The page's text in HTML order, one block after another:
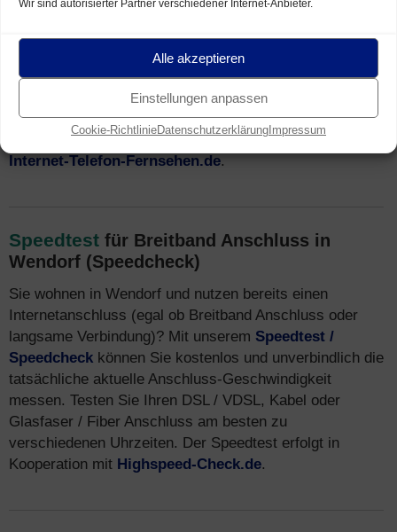
Wir sind autorisierter Partner verschiedener Internet-Anbieter.
Alle akzeptieren
Einstellungen anpassen
Cookie-RichtlinieDatenschutzerklärung Impressum
Teilen gegeben. Der Breitband Netzausbau in
ist oft auch schnellesVDSL
Vectoring/Supervectoring) sowieGlasfaserInternet
verfügbar. Häufig ist auch Breitband Internet über das
TV-Netz ausgebaut. Mehr Infos zuTarifenund
Breitband Internet Anbietern finden Sie auch unter
Internet-Telefon-Fernsehen.de.
Speedtest für Breitband Anschluss in
Wendorf (Speedcheck)
Sie wohnen in Wendorf und nutzen bereits einen
Internetanschluss (egal ob Breitband Anschluss oder
langsame Verbindung)? Mit unserem Speedtest /
Speedcheck können Sie kostenlos und unverbindlich die
tatsächliche aktuelle Anschluss-Geschwindigkeit
messen. Testen Sie Ihren DSL / VDSL, Kabel oder
Glasfaser / Fiber Anschluss am besten zu
verschiedenen Uhrzeiten. Der Speedtest erfolgt in
Kooperation mit Highspeed-Check.de.